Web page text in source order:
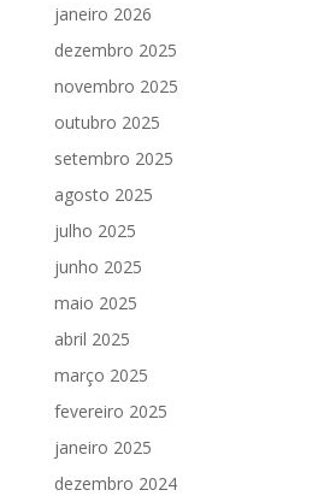
janeiro 2026
dezembro 2025
novembro 2025
outubro 2025
setembro 2025
agosto 2025
julho 2025
junho 2025
maio 2025
abril 2025
março 2025
fevereiro 2025
janeiro 2025
dezembro 2024